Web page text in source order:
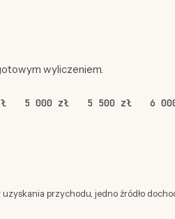
wyliczeniem.
5 000 zł 5 500 zł 6
uzyskania przychodu, jedno źródło